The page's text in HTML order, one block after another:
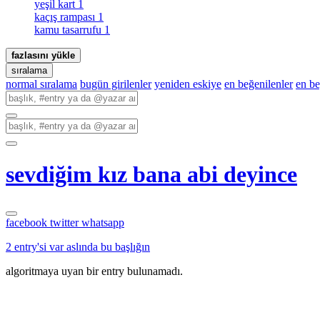
yeşil kart 1
kaçış rampası 1
kamu tasarrufu 1
fazlasını yükle
sıralama
normal sıralama bugün girilenler yeniden eskiye en beğenilenler en
sevdiğim kız bana abi deyince
facebook twitterwhatsapp
2 entry'si var aslında bu başlığın
algoritmaya uyan bir entry bulunamadı.